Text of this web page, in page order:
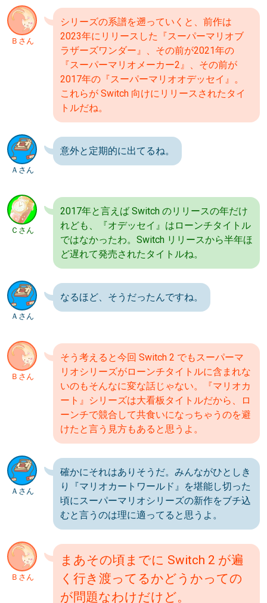
Ｂさん
シリーズの系譜を遡っていくと、前作は
2023年にリリースした『スーパーマリオブ
ラザーズワンダー』、その前が2021年の
『スーパーマリオメーカー2』、その前が
2017年の『スーパーマリオオデッセイ』。
これらが Switch 向けにリリースされたタイ
トルだね。
Ａさん
意外と定期的に出てるね。
Ｃさん
2017年と言えば Switch のリリースの年だけ
れども、『オデッセイ』はローンチタイトル
ではなかったわ。Switch リリースから半年ほ
ど遅れて発売されたタイトルね。
Ａさん
なるほど、そうだったんですね。
Ｂさん
そう考えると今回 Switch 2 でもスーパーマ
リオシリーズがローンチタイトルに含まれな
いのもそんなに変な話じゃない。『マリオカ
ート』シリーズは大看板タイトルだから、ロ
ーンチで競合して共食いになっちゃうのを避
けたと言う見方もあると思うよ。
Ａさん
確かにそれはありそうだ。みんながひとしき
り『マリオカートワールド』を堪能し切った
頃にスーパーマリオシリーズの新作をブチ込
むと言うのは理に適ってると思うよ。
Ｂさん
まあその頃までに Switch 2 が遍
く行き渡ってるかどうかっての
が問題なわけだけど。